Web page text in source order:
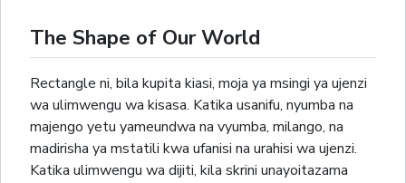
The Shape of Our World
Rectangle ni, bila kupita kiasi, moja ya msingi ya ujenzi
wa ulimwengu wa kisasa. Katika usanifu, nyumba na
majengo yetu yameundwa na vyumba, milango, na
madirisha ya mstatili kwa ufanisi na urahisi wa ujenzi.
Katika ulimwengu wa dijiti, kila skrini unayoitazama